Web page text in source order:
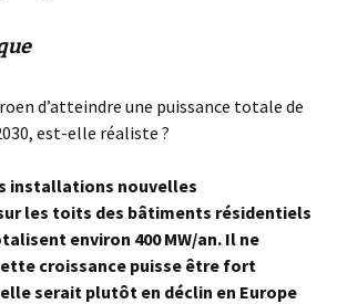
d’atteindre une puissance totale de
est-elle réaliste ?
installations nouvelles
les toits des bâtiments résidentiels
environ 400 MW/an. Il ne
croissance puisse être fort
serait plutôt en déclin en Europe